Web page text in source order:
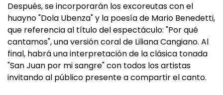
Después, se incorporarán los excoreutas con el
huayno "Dola Ubenza" y la poesía de Mario Benedetti,
que referencia al título del espectáculo: "Por qué
cantamos", una versión coral de Liliana Cangiano. Al
final, habrá una interpretación de la clásica tonada
"San Juan por mi sangre" con todos los artistas
invitando al público presente a compartir el canto.